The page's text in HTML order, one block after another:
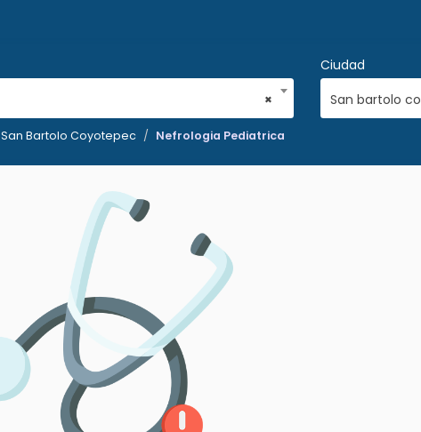
×
Ciudad
San bartolo
San Bartolo Coyotepec Nefrologia Pediatrica